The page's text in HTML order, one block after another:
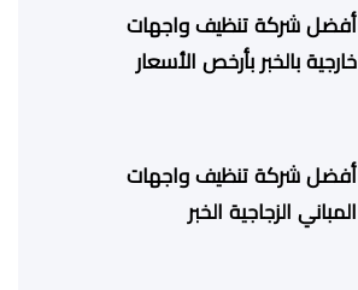
أفضل شركة تنظيف واجهات
خارجية بالخبر بأرخص الأسعار
أفضل شركة تنظيف واجهات
المباني الزجاجية الخبر